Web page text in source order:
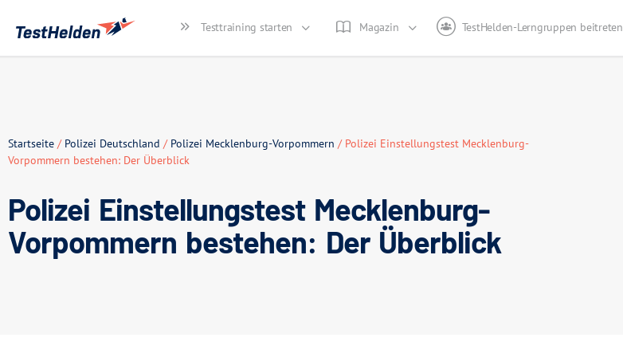
Testtraining starten Magazin TestHelden-Lerngruppen beitreten
Startseite / Polizei Deutschland / Polizei Mecklenburg-Vorpommern / Polizei Einstellungstest Mecklenburg-
Vorpommern bestehen: Der Überblick
Polizei Einstellungstest Mecklenburg-
Vorpommern bestehen: Der Überblick